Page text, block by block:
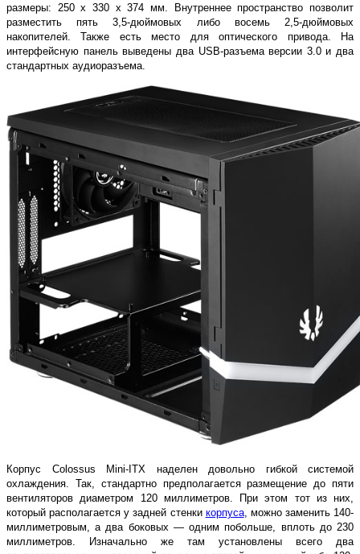
размеры: 250 x 330 x 374 мм. Внутреннее пространство позволит
разместить пять 3,5-дюймовых либо восемь 2,5-дюймовых
накопителей. Также есть место для оптического привода. На
интерфейсную панель выведены два USB-разъема версии 3.0 и два
стандартных аудиоразъема.
Корпус Colossus Mini-ITX наделен довольно гибкой системой
охлаждения. Так, стандартно предполагается размещение до пяти
вентиляторов диаметром 120 миллиметров. При этом тот из них,
который располагается у задней стенки корпуса, можно заменить 140-
миллиметровым, а два боковых — одним побольше, вплоть до 230
миллиметров. Изначально же там установлены всего два